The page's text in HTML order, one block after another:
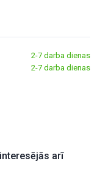
2-7 darba dienas
2-7 darba dienas
arī